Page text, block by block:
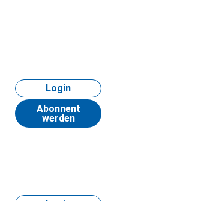
Login
Abonnent
werden